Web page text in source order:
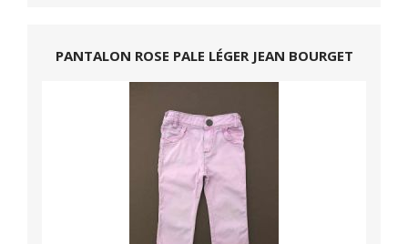
PANTALON ROSE PALE LÉGER JEAN BOURGET